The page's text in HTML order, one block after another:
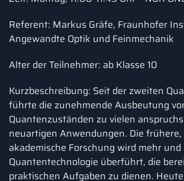
Referent: Markus Gräfe, Fraunhofer
Angewandte Optik und Feinmechanik
Alter der Teilnehmer: ab Klasse 10
Kurzbeschreibung: Seit der zweiten
führte die zunehmende Ausbeutung
Quantenzuständen zu vielen
neuartigen Anwendungen. Die
akademische Forschung wird mehr
Quantentechnologie überführt, die
praktischen Aufgaben zu dienen.